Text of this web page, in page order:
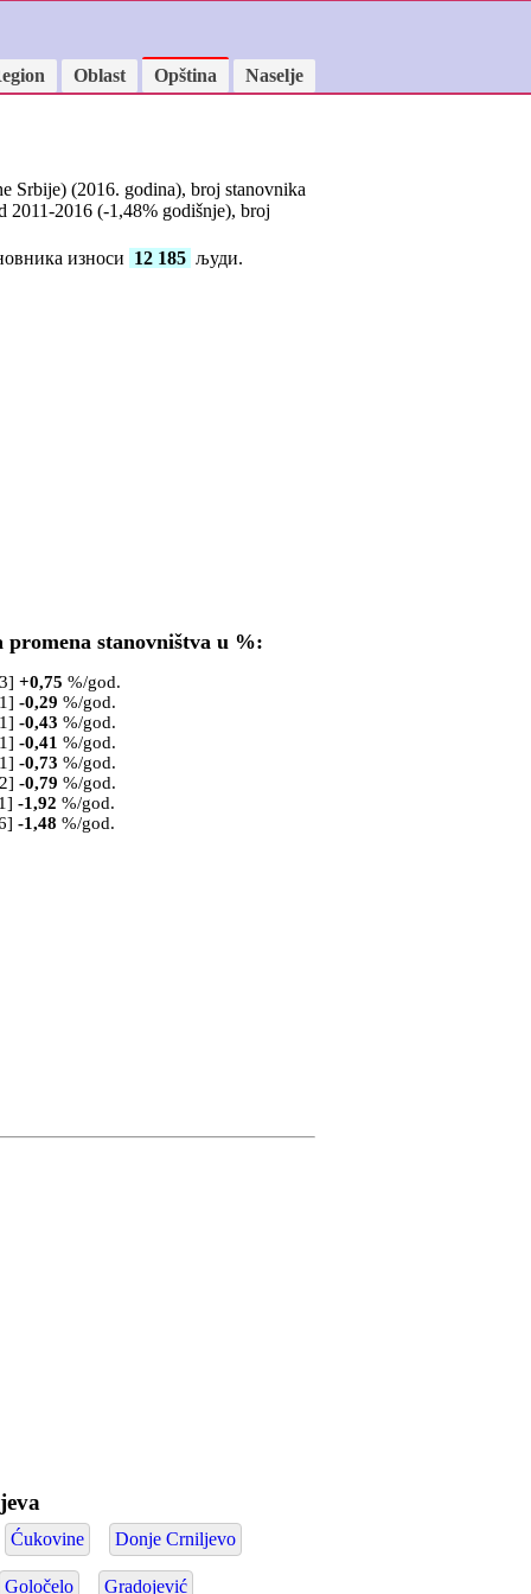
Oblast Opština
Naselje
Srbije) (2016. godina), broj stanovnika
2011-2016 (-1,48% godišnje), broj
износи 12 185 људи.
promena stanovništva u %:
+0,75 %/god.
-0,29 %/god.
-0,43 %/god.
-0,41 %/god.
-0,73 %/god.
-0,79 %/god.
-1,92 %/god.
-1,48 %/god.
Ćukovine Donje Crniljevo
Goločelo Gradojević